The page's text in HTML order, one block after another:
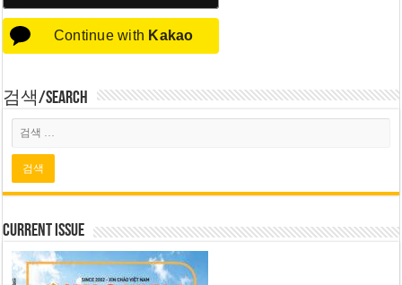
Continue with Kakao
검색/Search
Current Issue